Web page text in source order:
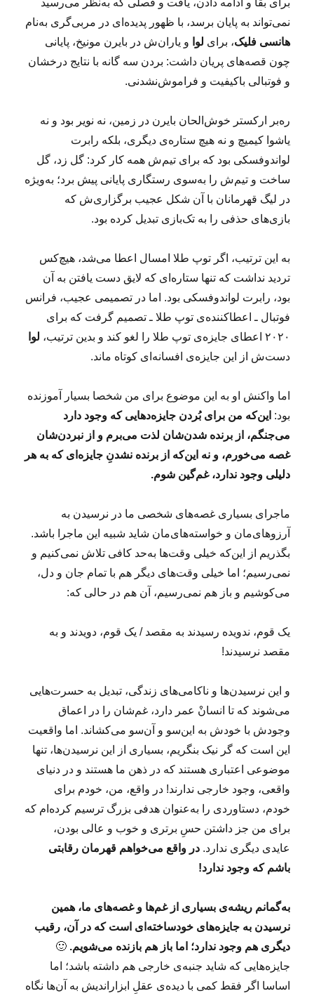
نمی‌تواند به پایان برسد، با ظهور پدیده‌ای در مربی‌گری به‌نام
هانسی فلیک، برای لوا و یاران‌ش در بایرن مونیخ، پایانی
چون قصه‌های پریان داشت: بردن سه گانه با نتایج درخشان
و فوتبالی باکیفیت و فراموش‌نشدنی.
ره‌بر ارکستر خوش‌الحان بایرن در زمین، نه نویر بود و نه
یاشوا کیمیچ و نه هیچ ستاره‌ی دیگری، بلکه رابرت
لواندوفسکی بود که برای تیم‌ش همه کار کرد: گل زد، گل
ساخت و تیم‌ش را به‌سوی رستگاری پایانی پیش برد؛ به‌ویژه
در لیگ قهرمانان با آن شکل عجیب برگزاری‌ش که
بازی‌های حذفی را به تک‌بازی تبدیل کرده بود.
به این ترتیب، اگر توپ طلا امسال اعطا می‌شد، هیچ‌کس
تردید نداشت که تنها ستاره‌ای که لایق دست یافتن به آن
بود، رابرت لواندوفسکی بود. اما در تصمیمی عجیب، فرانس
فوتبال ـ اعطاکننده‌ی توپ طلا ـ تصمیم گرفت که برای
۲۰۲۰ اعطای جایزه‌ی توپ طلا را لغو کند و بدین ترتیب،
لوا
دست‌ش از این جایزه‌ی افسانه‌ای کوتاه ماند.
اما واکنش او به این موضوع برای من شخصا بسیار آموزنده
بود: این‌که من برای بُردن جایزه‌دهایی که وجود دارد
می‌جنگم، از برنده شدن‌شان لذت می‌برم و از نبردن‌شان
غصه می‌خورم، و نه این‌که از برنده نشدنِ جایزه‌ای که به هر
دلیلی وجود ندارد، غم‌گین شوم.
ماجرای بسیاری غصه‌های شخصی ما در نرسیدن به
آرزوهای‌مان و خواسته‌های‌مان شاید شبیه این ماجرا باشد.
بگذریم از این‌که خیلی وقت‌ها به‌حد کافی تلاش نمی‌کنیم و
نمی‌رسیم؛ اما خیلی وقت‌های دیگر هم با تمام جان و دل،
می‌کوشیم و باز هم نمی‌رسیم، آن هم در حالی که:
یک قوم، ندویده رسیدند به مقصد / یک قوم، دویدند و به
مقصد نرسیدند!
و این نرسیدن‌ها و ناکامی‌های زندگی، تبدیل به حسرت‌هایی
می‌شوند که تا انسانْ عمر دارد، غم‌شان را در اعماق
وجودش با خودش به این‌سو و آن‌‌سو می‌کشاند. اما واقعیت
این است که گر نیک بنگریم، بسیاری از این نرسیدن‌ها، تنها
موضوعی اعتباری هستند که در ذهن ما هستند و در دنیای
واقعی، وجود خارجی ندارند! در واقع، من، خودم برای
خودم، دستاوردی را به‌عنوان هدفی بزرگ ترسیم کرده‌ام که
برای من جز داشتن حسِ برتری و خوب و عالی بودن،
عایدی دیگری ندارد.در واقع می‌خواهم قهرمان رقابتی
باشم که وجود ندارد!
به‌گمانم ریشه‌ی بسیاری از غم‌ها و غصه‌های ما، همین
نرسیدن به جایزه‌های خودساخته‌ای است که در آن، رقیب
دیگری هم وجود ندارد؛ اما باز هم بازنده می‌شویم. 🙂
جایزه‌هایی که شاید جنبه‌ی خارجی هم داشته باشد؛ اما
اساسا اگر فقط کمی با دیده‌ی عقلِ ابزاراندیش به آن‌ها نگاه